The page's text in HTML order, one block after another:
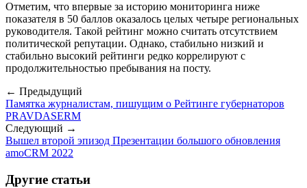
Отметим, что впервые за историю мониторинга ниже
показателя в 50 баллов оказалось целых четыре региональных
руководителя. Такой рейтинг можно считать отсутствием
политической репутации. Однако, стабильно низкий и
стабильно высокий рейтинги редко коррелируют с
продолжительностью пребывания на посту.
← Предыдущий
Памятка журналистам, пишущим о Рейтинге губернаторов
PRAVDASERM
Следующий →
Вышел второй эпизод Презентации большого обновления
amoCRM 2022
Другие статьи